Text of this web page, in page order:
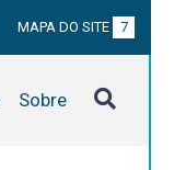
MAPA DO SITE 7
Sobre